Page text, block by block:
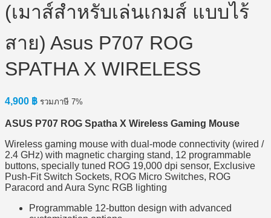
(เมาส์สำหรับเล่นเกมส์ แบบไร้
สาย) Asus P707 ROG
SPATHA X WIRELESS
4,900 ฿ รวมภาษี 7%
ASUS P707 ROG Spatha X Wireless Gaming Mouse
Wireless gaming mouse with dual-mode connectivity (wired /
2.4 GHz) with magnetic charging stand, 12 programmable
buttons, specially tuned ROG 19,000 dpi sensor, Exclusive
Push-Fit Switch Sockets, ROG Micro Switches, ROG
Paracord and Aura Sync RGB lighting
Programmable 12-button design with advanced